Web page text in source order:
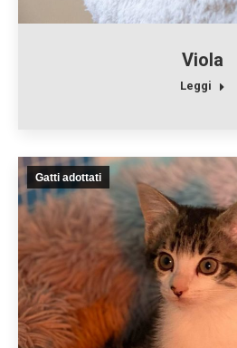
Viola
Leggi
Gatti adottati